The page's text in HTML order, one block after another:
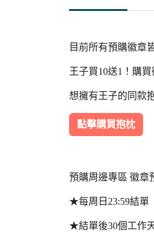
目前所有預購徽章
王子買10送1！購
想擁有王子的同款
點擊購買抱枕
預購周邊專區 徽章
★每周日23:59結單
★結單後30個工作